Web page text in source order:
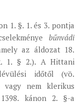
1. §. 1. és 3. pontja
bűnvádi
az áldozat 18.
1. § 2.). A Hittani
időtől (vö.
nem klerikus
kánon 2. §-a